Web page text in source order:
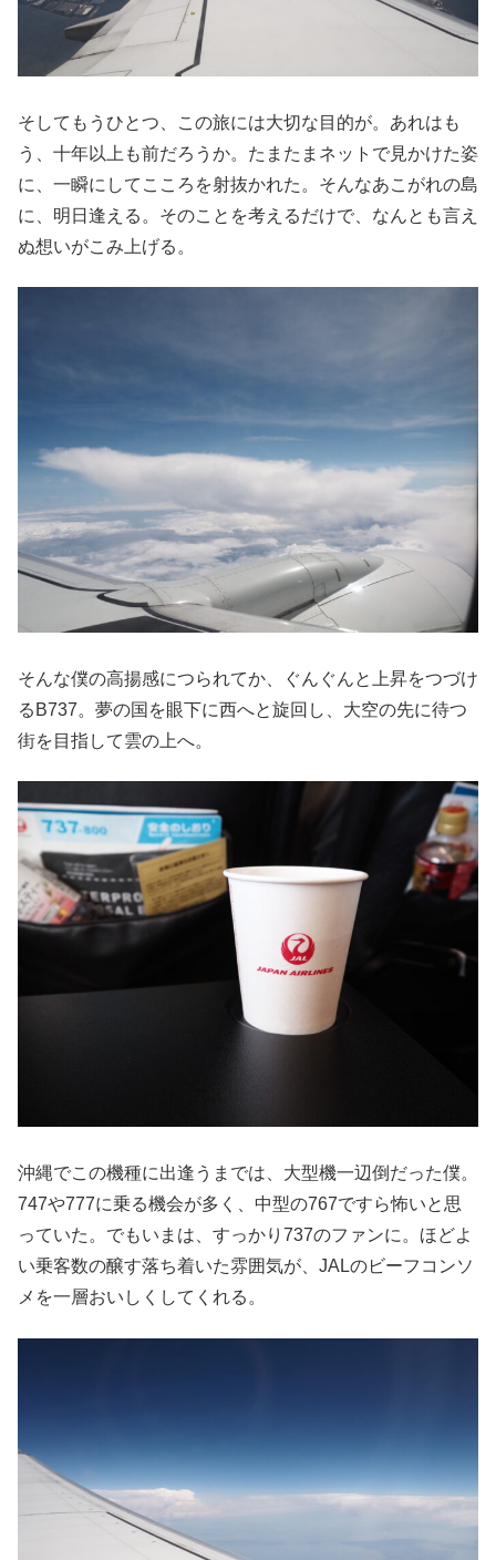
そしてもうひとつ、この旅には大切な目的が。あれはも
う、十年以上も前だろうか。たまたまネットで見かけた姿
に、一瞬にしてこころを射抜かれた。そんなあこがれの島
に、明日逢える。そのことを考えるだけで、なんとも言え
ぬ想いがこみ上げる。
そんな僕の高揚感につられてか、ぐんぐんと上昇をつづけ
るB737。夢の国を眼下に西へと旋回し、大空の先に待つ
街を目指して雲の上へ。
沖縄でこの機種に出逢うまでは、大型機一辺倒だった僕。
747や777に乗る機会が多く、中型の767ですら怖いと思
っていた。でもいまは、すっかり737のファンに。ほどよ
い乗客数の醸す落ち着いた雰囲気が、JALのビーフコンソ
メを一層おいしくしてくれる。